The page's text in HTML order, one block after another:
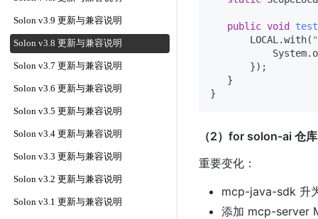
Solon v3.9 更新与兼容说明
Solon v3.8 更新与兼容说明
Solon v3.7 更新与兼容说明
Solon v3.6 更新与兼容说明
Solon v3.5 更新与兼容说明
Solon v3.4 更新与兼容说明
Solon v3.3 更新与兼容说明
Solon v3.2 更新与兼容说明
Solon v3.1 更新与兼容说明
public void
test
       LOCAL.with(
       });
   }
（2）for solon-ai 仓库
重要变化：
mcp-java-sdk 升
添加 mcp-server